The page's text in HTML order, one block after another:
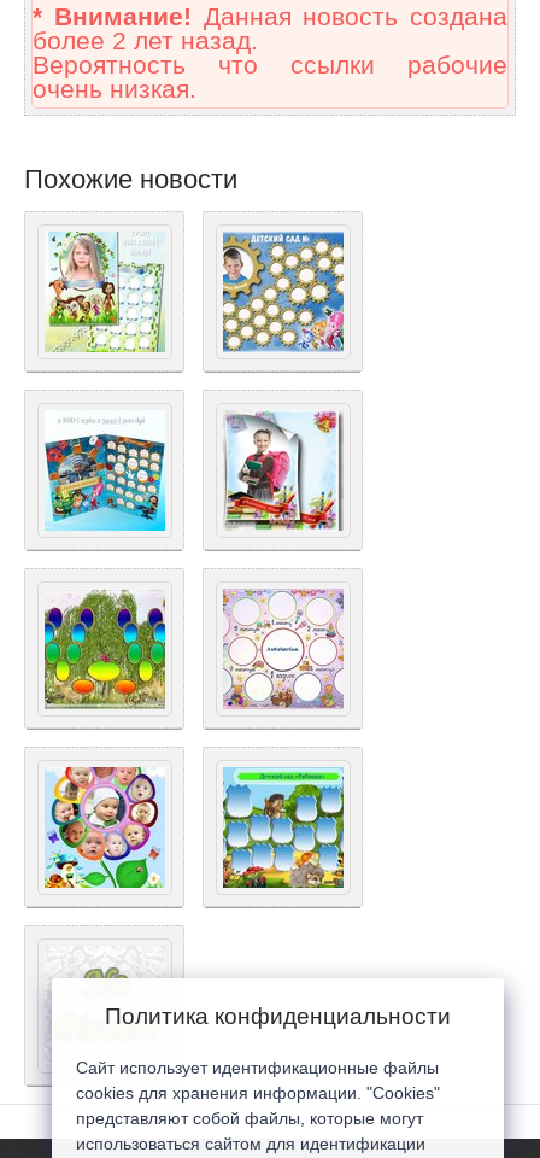
* Внимание! Данная новость создана
более 2 лет назад.
Вероятность что ссылки рабочие
очень низкая.
Похожие новости
Политика конфиденциальности
Сайт использует идентификационные файлы
cookies для хранения информации. "Cookies"
представляют собой файлы, которые могут
использоваться сайтом для идентификации